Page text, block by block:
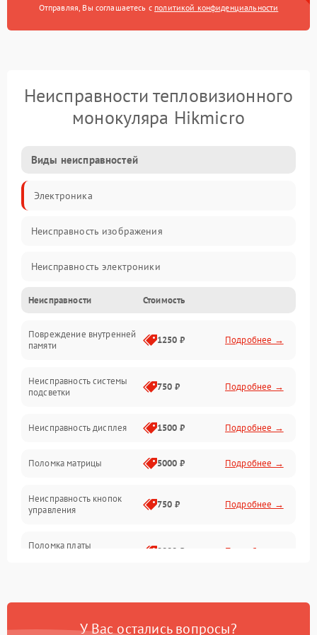
Отправляя, Вы соглашаетесь с политикой конфиденциальности
Неисправности тепловизионного
монокуляра Hikmicro
Виды неисправностей
Электроника
Неисправность изображения
Неисправность электроники
Электропитание
Матрица
Оптика
Неисправности Стоимость
Повреждение внутренней
памяти
1250 ₽ Подробнее →
Неисправность системы
подсветки
750 ₽ Подробнее →
Неисправность дисплея 1500 ₽ Подробнее →
Поломка матрицы 5000 ₽ Подробнее →
Неисправность кнопок
управления
750 ₽ Подробнее →
Поломка платы
2000 ₽ Подробнее →
аккумулятора
У Вас остались вопросы?